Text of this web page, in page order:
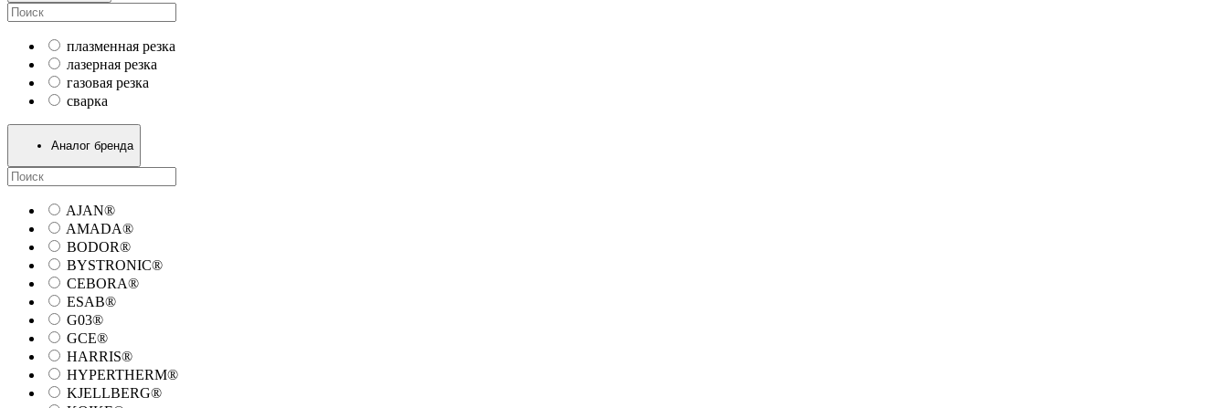
плазменная резка
лазерная резка
газовая резка
сварка
Аналог бренда
AJAN®
AMADA®
BODOR®
BYSTRONIC®
CEBORA®
ESAB®
G03®
GCE®
HARRIS®
HYPERTHERM®
KJELLBERG®